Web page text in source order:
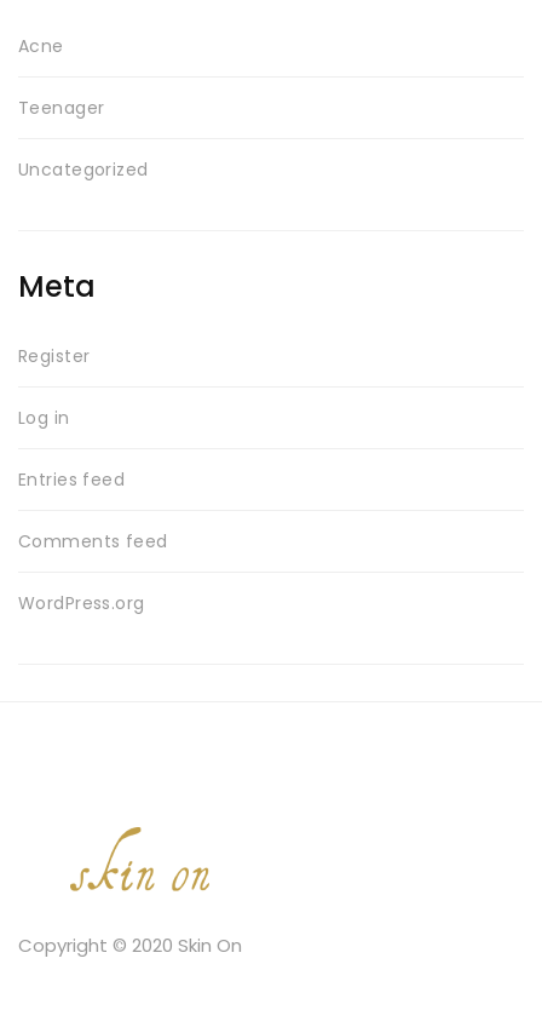
Acne
Teenager
Uncategorized
Meta
Register
Log in
Entries feed
Comments feed
WordPress.org
Copyright © 2020 Skin On